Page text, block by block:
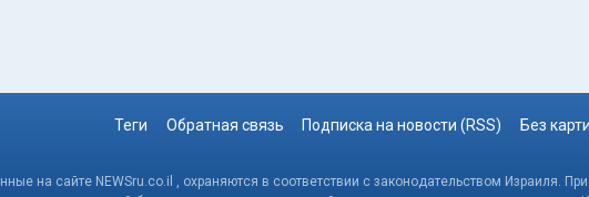
Теги Обратная связь Подписка на новости (RSS) Без
на сайте NEWSru.co.il , охраняются в соответствии с законодательством Израиля.